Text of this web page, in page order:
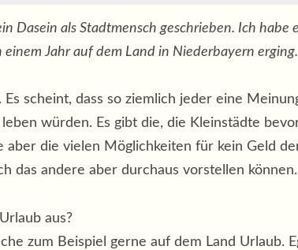
Dasein als Stadtmensch geschrieben. Ich
Jahr auf dem Land in Niederbayern erging.
scheint, dass so ziemlich jeder eine
würden. Es gibt die, die Kleinstädte
die vielen Möglichkeiten für kein Geld
das andere aber durchaus vorstellen können.
aus?
zum Beispiel gerne auf dem Land Urlaub.